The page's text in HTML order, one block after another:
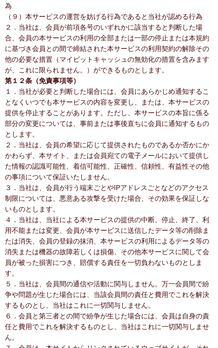
為
（９）本サービスの運営を妨げる行為であると当社が認める行為
２．当社は、会員が前項各号のいずれかに該当すると判断した場
合、会員の本サービスの利用の全部または一部の停止または本規約
に基づき会員との間で締結された本サービスの利用契約の解除その
他の必要な措置（マイビットキャッシュの無効化の措置を含みます
が、これに限られません。）ができるものとします。
第１２条（免責事項等）
１．当社が必要と判断した場合には、会員にあらかじめ通知するこ
となくいつでも本サービスの内容を変更し、または、本サービスの
提供を停止することがあります。ただし、本サービスの本旨に係る
部分の変更については、事前または事後直ちに会員に通知するもの
とします。
２．当社は、会員の希望に応じて提供されたものであるか否かにか
かわらず、本サイト、または会員宛ての電子メールにおいて提供し
た情報の認識可能性、着信可能性、正確性、信頼性、有益性その他
の事項について保証いたしません。
３．当社は、会員が行う端末ごとやIPアドレスごとなどのアクセス
制限については、悪意ある攻撃を受けた場合、その効果を保証しな
いものとします。
４．当社は、当社による本サービスの提供の中断、停止、終了、利
用不能または変更、会員が本サービスに送信したデータ等の削除ま
たは消失、会員の登録の抹消、本サービスの利用によるデータ等の
消失または機器の故障若しくは損傷、その他本サービスに関して会
員が被った損害につき、賠償する責任を一切負わないものとしま
す。
５．当社は、会員間の通信や活動に関与しません。万一会員間で紛
争や問題が生じた場合には、当該会員間の責任と費用でこれを解決
するものとし、当社はこれに一切関与しません。
６．会員と第三者との間で紛争が生じた場合には、会員は自身の責
任と費用でこれを解決するものとし、当社はこれに一切関与しませ
ん。